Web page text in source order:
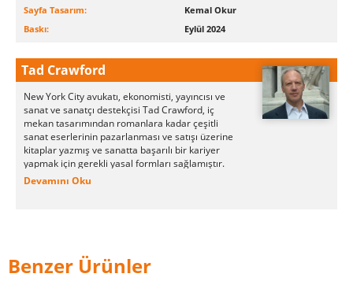
Sayfa Tasarım:
Kemal Okur
Baskı:
Eylül 2024
Tad Crawford
New York City avukatı, ekonomisti, yayıncısı ve
sanat ve sanatçı destekçisi Tad Crawford, iç
mekan tasarımından romanlara kadar çeşitli
sanat eserlerinin pazarlanması ve satışı üzerine
kitaplar yazmış ve sanatta başarılı bir kariyer
yapmak için gerekli yasal formları sağlamıştır.
1989'da Allworth Press'i kurmuştur. Bu şirket,
yayınlamaya devam etmektedir. Aynı zamanda
bir ekonomist olan Crawford, kişisel finans
Devamını Oku
Benzer Ürünler